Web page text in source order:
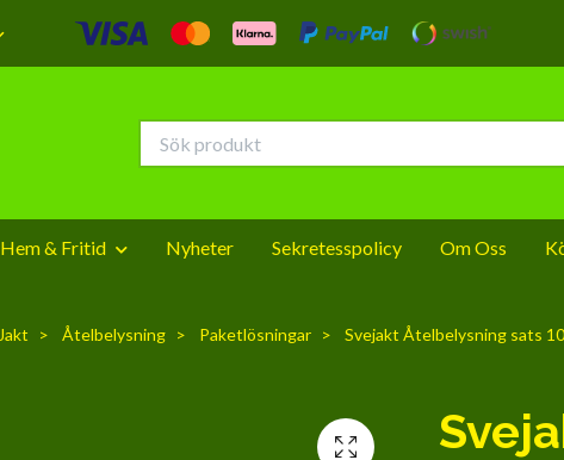
Hem & Fritid Nyheter Sekretesspolicy Om Oss
Jakt Åtelbelysning Paketlösningar Svejakt Åtelbelysning sats